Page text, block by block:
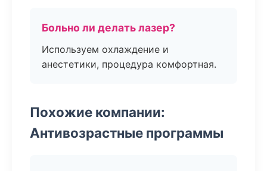
Больно ли делать лазер?
Используем охлаждение и
анестетики, процедура комфортная.
Похожие компании:
Антивозрастные программы